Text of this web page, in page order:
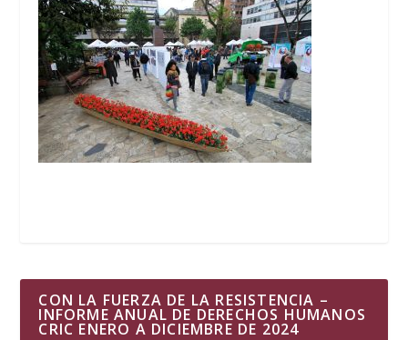
CON LA FUERZA DE LA RESISTENCIA –
INFORME ANUAL DE DERECHOS HUMANOS
CRIC ENERO A DICIEMBRE DE 2024